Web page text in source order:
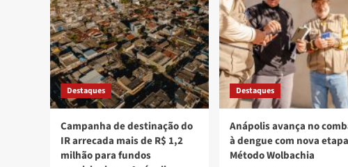
Destaques
Campanha de destinação do
IR arrecada mais de R$ 1,2
milhão para fundos
Destaques
Anápolis avança no
à dengue com nova
Método Wolbachia